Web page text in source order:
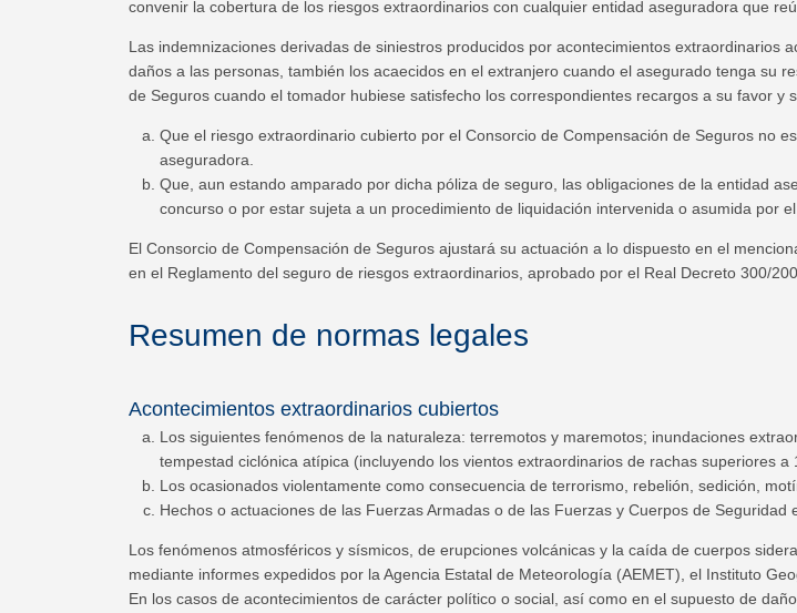
convenir la cobertura de los riesgos extraordinarios con cualquier entidad aseguradora que
Las indemnizaciones derivadas de siniestros producidos por acontecimientos extraordinarios
daños a las personas, también los acaecidos en el extranjero cuando el asegurado tenga su
de Seguros cuando el tomador hubiese satisfecho los correspondientes recargos a su favor y
Que el riesgo extraordinario cubierto por el Consorcio de Compensación de Seguros no
aseguradora.
Que, aun estando amparado por dicha póliza de seguro, las obligaciones de la entidad
concurso o por estar sujeta a un procedimiento de liquidación intervenida o asumida por
El Consorcio de Compensación de Seguros ajustará su actuación a lo dispuesto en el
en el Reglamento del seguro de riesgos extraordinarios, aprobado por el Real Decreto 300/
Resumen de normas legales
Acontecimientos extraordinarios cubiertos
Los siguientes fenómenos de la naturaleza: terremotos y maremotos; inundaciones
tempestad ciclónica atípica (incluyendo los vientos extraordinarios de rachas superiores
Los ocasionados violentamente como consecuencia de terrorismo, rebelión, sedición,
Hechos o actuaciones de las Fuerzas Armadas o de las Fuerzas y Cuerpos de Seguridad
Los fenómenos atmosféricos y sísmicos, de erupciones volcánicas y la caída de cuerpos
mediante informes expedidos por la Agencia Estatal de Meteorología (AEMET), el Instituto
En los casos de acontecimientos de carácter político o social, así como en el supuesto de